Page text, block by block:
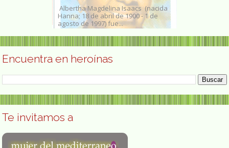
Albertha Magdelina Isaacs (nacida
Hanna; 18 de abril de 1900 - 1 de
agosto de 1997) fue...
Encuentra en heroínas
Te invitamos a